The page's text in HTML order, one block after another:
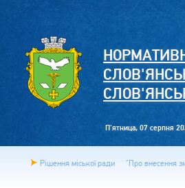
П'ятница, 07 серпня
Рішення міської ради "Про внесення